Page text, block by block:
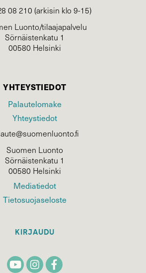
08 210 (arkisin klo 9-15)
Luonto/tilaajapalvelu
Sörnäistenkatu 1
00580 Helsinki
YHTEYSTIEDOT
Palautelomake
Yhteystiedot
Suomen Luonto
Sörnäistenkatu 1
00580 Helsinki
Mediatiedot
Tietosuojaseloste
KIRJAUDU